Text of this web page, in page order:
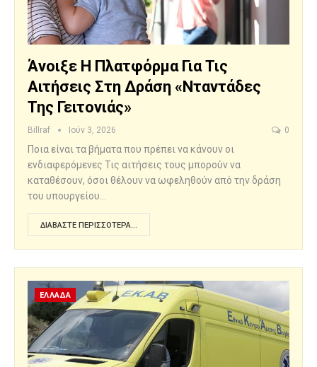
Άνοιξε Η Πλατφόρμα Για Τις
Αιτήσεις Στη Δράση «Νταντάδες
Της Γειτονιάς»
Billraf Ιούν 3, 2026 0
Ποια είναι τα βήματα που πρέπει να κάνουν οι
ενδιαφερόμενες Τις αιτήσεις τους μπορούν να
καταθέσουν, όσοι θέλουν να ωφεληθούν από την δράση
του υπουργείου…
ΔΙΑΒΆΣΤΕ ΠΕΡΙΣΣΌΤΕΡΑ...
ΕΛΛΑΔΑ